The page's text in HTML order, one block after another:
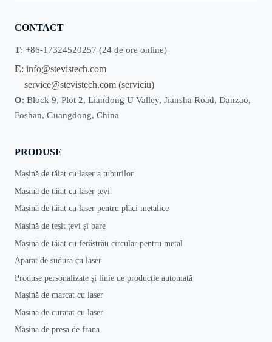
CONTACT
T: +86-17324520257 (24 de ore online)
E: info@stevistech.com
service@stevistech.com (serviciu)
O: Block 9, Plot 2, Liandong U Valley, Jiansha Road, Danzao,
Foshan, Guangdong, China
PRODUSE
Mașină de tăiat cu laser a tuburilor
Mașină de tăiat cu laser țevi
Mașină de tăiat cu laser pentru plăci metalice
Mașină de teșit țevi și bare
Mașină de tăiat cu ferăstrău circular pentru metal
Aparat de sudura cu laser
Produse personalizate și linie de producție automată
Mașină de marcat cu laser
Masina de curatat cu laser
Masina de presa de frana